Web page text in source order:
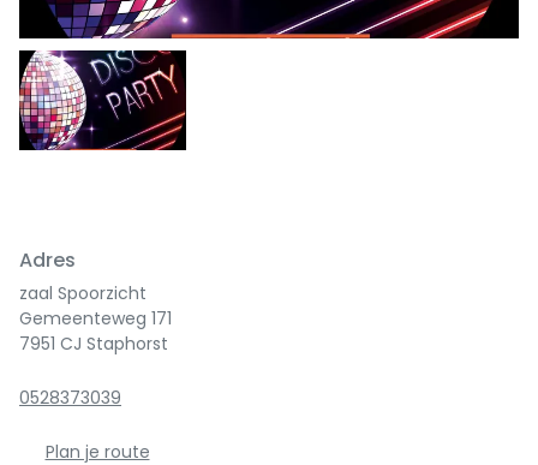
Adres
zaal Spoorzicht
Gemeenteweg 171
7951 CJ Staphorst
0528373039
Plan je route